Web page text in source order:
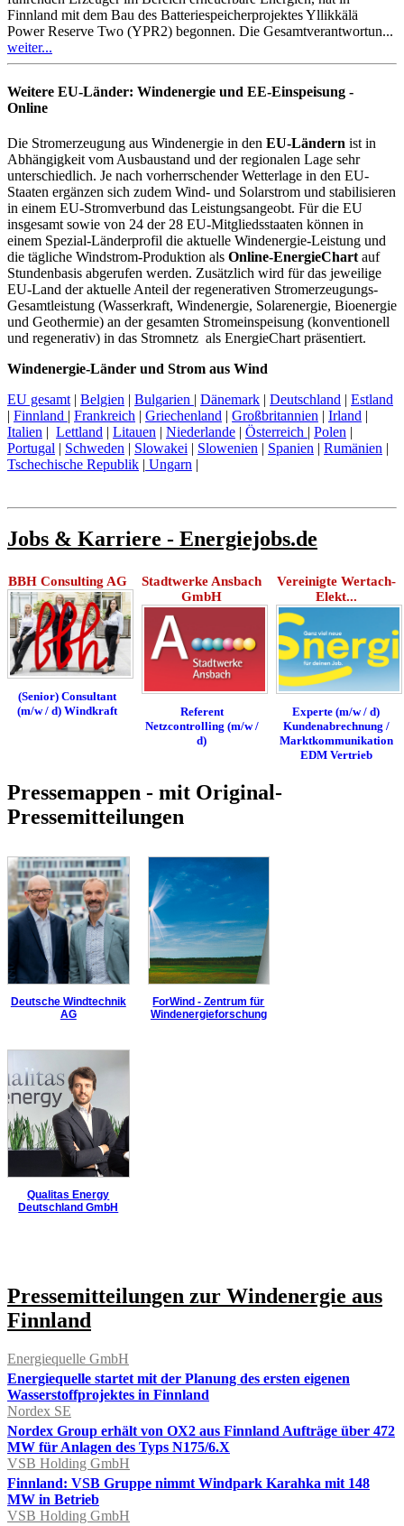
Finnland mit dem Bau des Batteriespeicherprojektes Yllikkälä
Power Reserve Two (YPR2) begonnen. Die Gesamtverantwortun...
weiter...
Weitere EU-Länder: Windenergie und EE-Einspeisung -
Online
Die Stromerzeugung aus Windenergie in den EU-Ländern ist in
Abhängigkeit vom Ausbaustand und der regionalen Lage sehr
unterschiedlich. Je nach vorherrschender Wetterlage in den EU-
Staaten ergänzen sich zudem Wind- und Solarstrom und stabilisieren
in einem EU-Stromverbund das Leistungsangeobt. Für die EU
insgesamt sowie von 24 der 28 EU-Mitgliedsstaaten können in
einem Spezial-Länderprofil die aktuelle Windenergie-Leistung und
die tägliche Windstrom-Produktion als Online-EnergieChart auf
Stundenbasis abgerufen werden. Zusätzlich wird für das jeweilige
EU-Land der aktuelle Anteil der regenerativen Stromerzeugungs-
Gesamtleistung (Wasserkraft, Windenergie, Solarenergie, Bioenergie
und Geothermie) an der gesamten Stromeinspeisung (konventionell
und regenerativ) in das Stromnetz als EnergieChart präsentiert.
Windenergie-Länder und Strom aus Wind
EU gesamt | Belgien | Bulgarien | Dänemark | Deutschland | Estland
| Finnland | Frankreich | Griechenland | Großbritannien | Irland |
Italien | Lettland | Litauen | Niederlande | Österreich | Polen |
Portugal | Schweden | Slowakei | Slowenien | Spanien | Rumänien |
Tschechische Republik | Ungarn |
Jobs & Karriere - Energiejobs.de
BBH Consulting AG
(Senior) Consultant
(m/w / d) Windkraft
Stadtwerke Ansbach
GmbH
Referent
Netzcontrolling (m/w /
d)
Vereinigte Wertach-
Elekt...
Experte (m/w / d)
Kundenabrechnung /
Marktkommunikation
EDM Vertrieb
Pressemappen - mit Original-
Pressemitteilungen
Deutsche Windtechnik
AG
ForWind - Zentrum für
Windenergieforschung
Qualitas Energy
Deutschland GmbH
Pressemitteilungen zur Windenergie aus
Finnland
Energiequelle GmbH
Energiequelle startet mit der Planung des ersten eigenen
Wasserstoffprojektes in Finnland
Nordex SE
Nordex Group erhält von OX2 aus Finnland Aufträge über 472
MW für Anlagen des Typs N175/6.X
VSB Holding GmbH
Finnland: VSB Gruppe nimmt Windpark Karahka mit 148
MW in Betrieb
VSB Holding GmbH